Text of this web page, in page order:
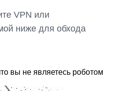
VPN или
ниже для обхода
вы не являетесь роботом